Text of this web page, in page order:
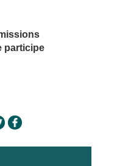
participe